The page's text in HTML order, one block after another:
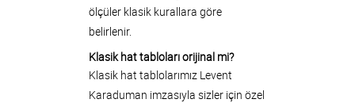
ölçüler klasik kurallara göre
belirlenir.
Klasik hat tabloları orijinal mi?
Klasik hat tablolarımız Levent
Karaduman imzasıyla sizler için özel